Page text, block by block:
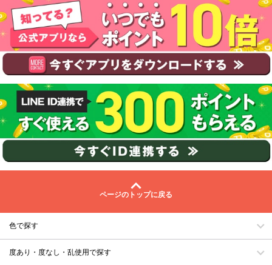
ページのトップに戻る
色で探す
度あり・度なし・乱使用で探す